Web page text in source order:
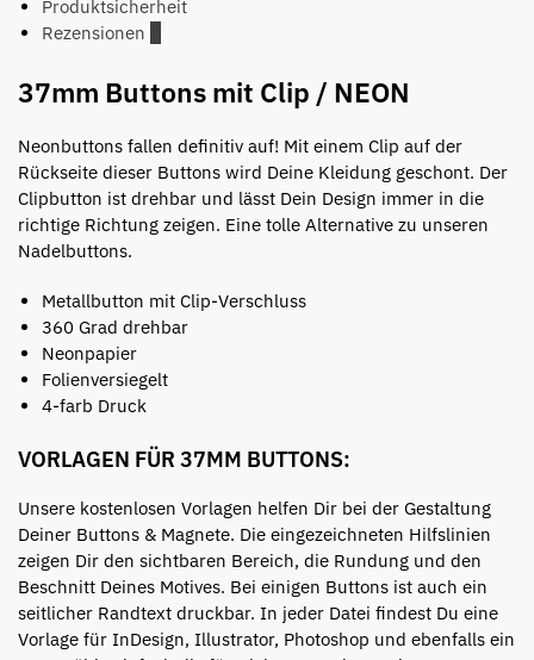
Produktsicherheit
Rezensionen
37mm Buttons mit Clip / NEON
Neonbuttons fallen definitiv auf! Mit einem Clip auf der
Rückseite dieser Buttons wird Deine Kleidung geschont. Der
Clipbutton ist drehbar und lässt Dein Design immer in die
richtige Richtung zeigen. Eine tolle Alternative zu unseren
Nadelbuttons.
Metallbutton mit Clip-Verschluss
360 Grad drehbar
Neonpapier
Folienversiegelt
4-farb Druck
VORLAGEN FÜR 37MM BUTTONS:
Unsere kostenlosen Vorlagen helfen Dir bei der Gestaltung
Deiner Buttons & Magnete. Die eingezeichneten Hilfslinien
zeigen Dir den sichtbaren Bereich, die Rundung und den
Beschnitt Deines Motives. Bei einigen Buttons ist auch ein
seitlicher Randtext druckbar. In jeder Datei findest Du eine
Vorlage für InDesign, Illustrator, Photoshop und ebenfalls ein